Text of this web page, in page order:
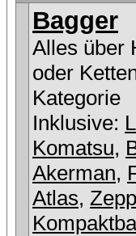
Bagger
Alles über
oder
Kategorie
Inklusive:
Komatsu,
Akerman,
Atlas,